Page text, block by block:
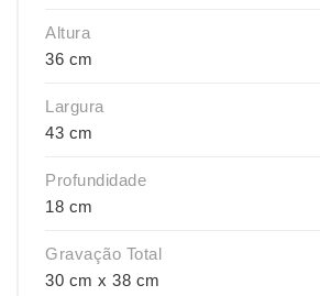
Altura
36 cm
Largura
43 cm
Profundidade
18 cm
Gravação Total
30 cm x 38 cm